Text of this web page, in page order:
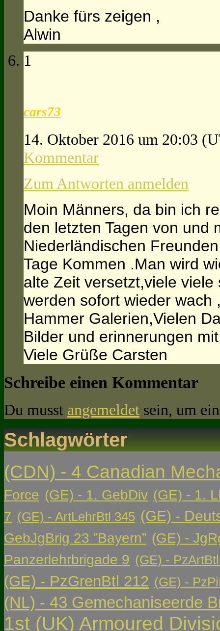
Danke fürs zeigen ,
Alwin
1
cars73
14. Oktober 2016 um 20:03
Kommentar
Zum Antworten anmelden
Moin Männers, da bin ich
den letzten Tagen von und
Niederländischen
Tage Kommen .Man wird
alte Zeit versetzt,viele
werden sofort wieder wach
Hammer Galerien,Vielen
Bilder und erinnerungen
Viele Grüße Carsten
Schreibe einen Kommentar
Du musst angemeldet sein, um
Schlagwörter
(CDN) - 4 Canadian
Force (GE) - 1. GebDiv (GE) - 1.
7 (GE) - ArtLehrBtl 345 (GE) -
GebJgBrig 23 ”Bayern” (GE) -
Panzerlehrbrigade 9 (GE) -
(GE) - PzGrenBtl 212 (GE) -
(NL) - 43 Gemechaniseerde
1st (UK) Armoured